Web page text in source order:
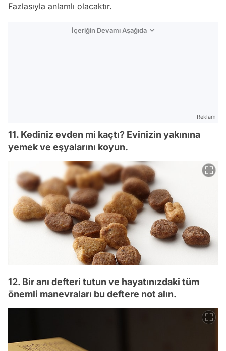
Fazlasıyla anlamlı olacaktır.
İçeriğin Devamı Aşağıda
Reklam
11. Kediniz evden mi kaçtı? Evinizin yakınına
yemek ve eşyalarını koyun.
12. Bir anı defteri tutun ve hayatınızdaki tüm
önemli manevraları bu deftere not alın.